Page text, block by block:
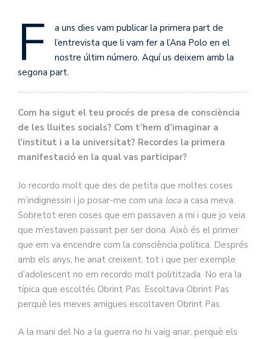
F
a uns dies vam publicar la primera part de
l’entrevista que li vam fer a l’Ana Polo en el
nostre últim número. Aquí us deixem amb la
segona part.
Com ha sigut el teu procés de presa de consciència
de les lluites socials? Com t’hem d’imaginar a
l’institut i a la universitat? Recordes la primera
manifestació en la qual vas participar?
Jo recordo molt que des de petita que moltes coses
m’indignessin i jo posar-me com una loca a casa meva.
Sobretot eren coses que em passaven a mi i que jo veia
que m’estaven passant per ser dona. Això és el primer
que em va encendre com la consciència política. Després
amb els anys, he anat creixent, tot i que per exemple
d’adolescent no em recordo molt polititzada. No era la
típica que escoltés Obrint Pas. Escoltava Obrint Pas
perquè les meves amigues escoltaven Obrint Pas.
A la mani del No a la guerra no hi vaig anar, perquè els